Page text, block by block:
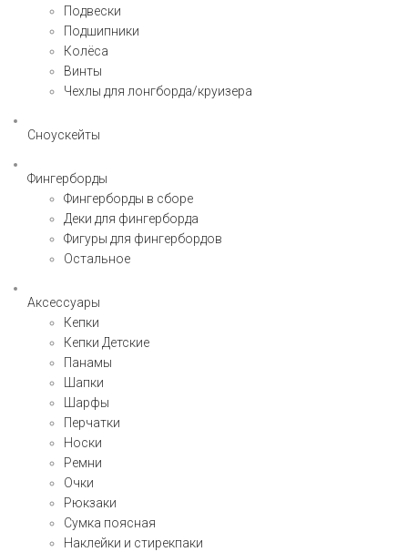
Подвески
Подшипники
Колёса
Винты
Чехлы для лонгборда/круизера
Сноускейты
Фингерборды
Фингерборды в сборе
Деки для фингерборда
Фигуры для фингербордов
Остальное
Аксессуары
Кепки
Кепки Детские
Панамы
Шапки
Шарфы
Перчатки
Носки
Ремни
Очки
Рюкзаки
Сумка поясная
Наклейки и стирекпаки